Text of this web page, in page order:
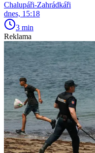
Chalupáři-Zahrádkáři
dnes, 15:18
3 min
Reklama